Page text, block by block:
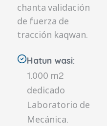
chanta validación
de fuerza de
tracción kaqwan.
Hatun wasi:
1.000 m2
dedicado
Laboratorio de
Mecánica.